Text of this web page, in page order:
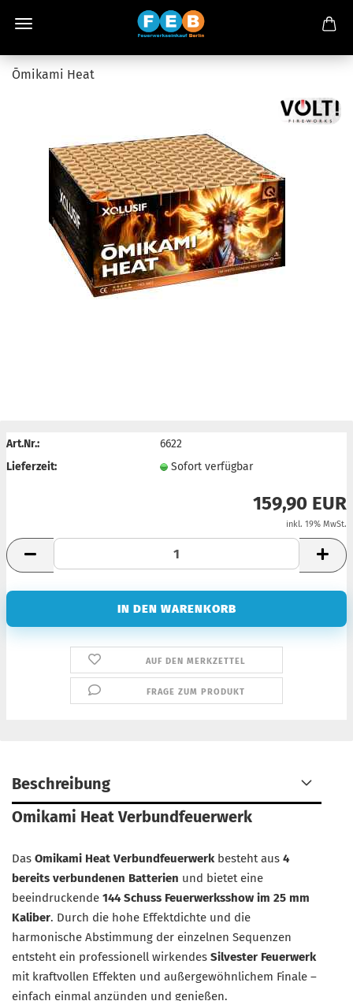
Ōmikami Heat
Art.Nr.:
6622
Lieferzeit:
Sofort verfügbar
159,90 EUR
inkl. 19% MwSt.
AUF DEN MERKZETTEL
FRAGE ZUM PRODUKT
Beschreibung
Omikami Heat Verbundfeuerwerk
Das Omikami Heat Verbundfeuerwerkbesteht aus 4
bereits verbundenen Batterien und bietet eine
beeindruckende 144 Schuss Feuerwerksshow im 25 mm
Kaliber. Durch die hohe Effektdichte und die
harmonische Abstimmung der einzelnen Sequenzen
entsteht ein professionell wirkendes Silvester Feuerwerk
mit kraftvollen Effekten und außergewöhnlichem Finale –
einfach einmal anzünden und genießen.